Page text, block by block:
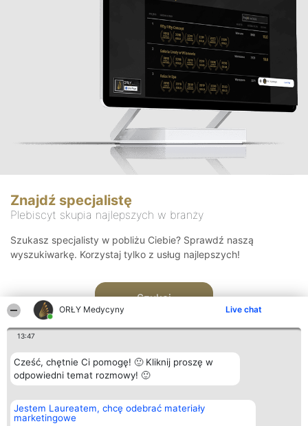
ORŁY Medycyny Live chat
13:47
Cześć, chętnie Ci pomogę! 🙂 Kliknij proszę w
odpowiedni temat rozmowy! 🙂
Jestem Laureatem, chcę odebrać materiały
marketingowe
Znajdź specjalistę
Plebiscyt skupia najlepszych w branży
Szukasz specjalisty w pobliżu Ciebie? Sprawdź naszą
wyszukiwarkę. Korzystaj tylko z usług najlepszych!
Szukaj
Organizator plebiscytu
Bright Side Solutions sp. z o.
o. sp. k.
Plebiscyt
Laureaci
Kontakt
Kontakt